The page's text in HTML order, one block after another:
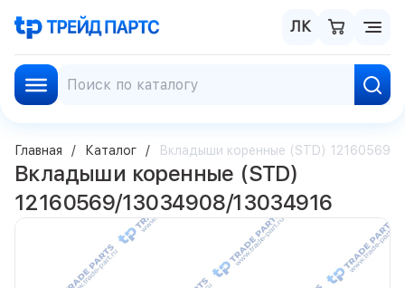
ЛК
Главная Каталог Вкладыши коренные (STD) 12160569/
Вкладыши коренные (STD)
12160569/13034908/13034916